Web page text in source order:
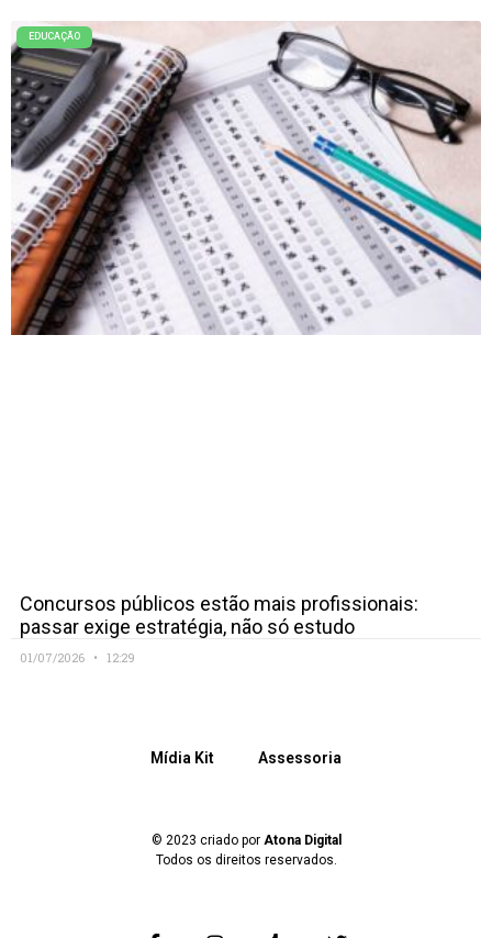
EDUCAÇÃO
Concursos públicos estão mais profissionais:
passar exige estratégia, não só estudo
01/07/2026 12:29
Mídia Kit Assessoria
© 2023 criado por Atona Digital
Todos os direitos reservados.